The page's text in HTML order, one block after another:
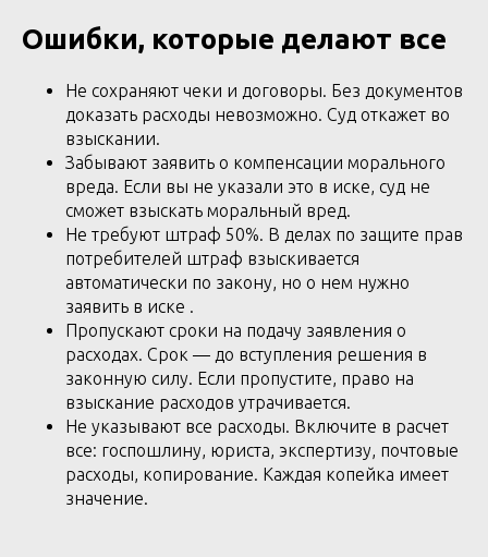
Ошибки, которые делают все
Не сохраняют чеки и договоры. Без документов
доказать расходы невозможно. Суд откажет во
взыскании.
Забывают заявить о компенсации морального
вреда. Если вы не указали это в иске, суд не
сможет взыскать моральный вред.
Не требуют штраф 50%. В делах по защите прав
потребителей штраф взыскивается
автоматически по закону, но о нем нужно
заявить в иске .
Пропускают сроки на подачу заявления о
расходах. Срок — до вступления решения в
законную силу. Если пропустите, право на
взыскание расходов утрачивается.
Не указывают все расходы. Включите в расчет
все: госпошлину, юриста, экспертизу, почтовые
расходы, копирование. Каждая копейка имеет
значение.